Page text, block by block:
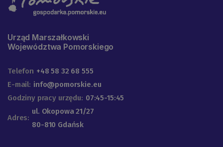
Urząd Marszałkowski
Województwa Pomorskiego
Telefon +48 58 32 68 555
E-mail: info@pomorskie.eu
Godziny pracy urzędu: 07:45-15:45
Adres:
ul. Okopowa 21/27
80-810 Gdańsk